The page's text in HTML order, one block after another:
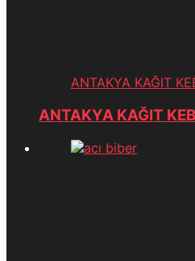
ANTAKYA KAĞIT
ANTAKYA KAĞIT